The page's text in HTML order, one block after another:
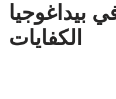
بيداغوجيا
الكفايات